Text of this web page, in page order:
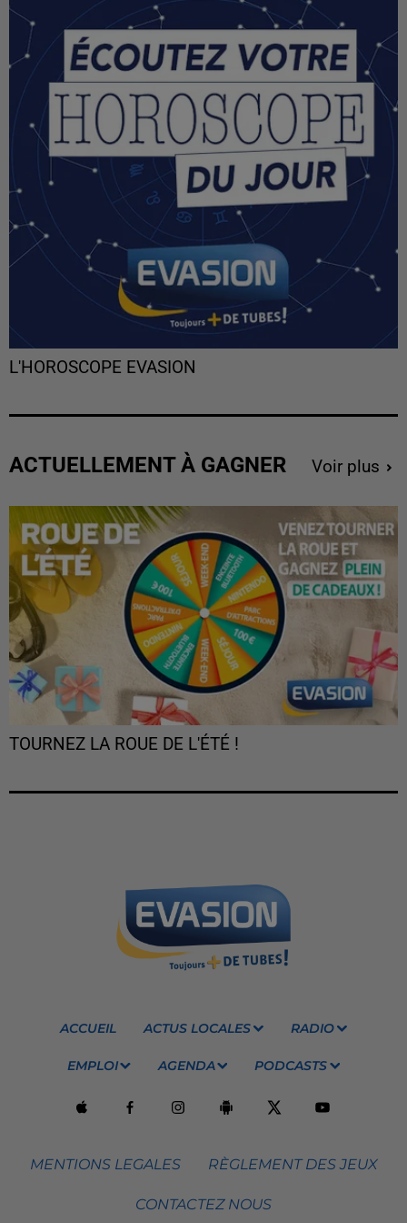
L'HOROSCOPE EVASION
ACTUELLEMENT À GAGNER Voir plus
TOURNEZ LA ROUE DE L'ÉTÉ !
ACCUEIL ACTUS LOCALES RADIO
EMPLOI AGENDA PODCASTS
MENTIONS LEGALES RÈGLEMENT DES JEUX
CONTACTEZ NOUS